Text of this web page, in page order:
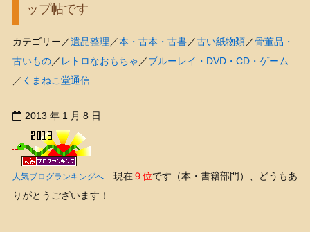
ップ帖です
カテゴリー／遺品整理／本・古本・古書／古い紙物類／骨董品・
古いもの／ レトロなおもちゃ／ブルーレイ・DVD・CD・ゲーム
／ くまねこ堂通信
2013 年 1 月 8 日
人気ブログランキングへ現在９位です（本・書籍部門）、どうもあ
りがとうございます！